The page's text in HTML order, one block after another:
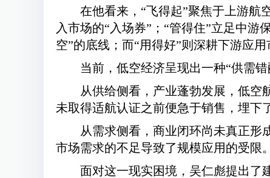
在他看来，“飞得起”聚焦于上游航
入市场的“入场券”；“管得住”立足中
空”的底线；而“用得好”则深耕下游应
当前，低空经济呈现出一种“供需错
从供给侧看，产业蓬勃发展，低空
未取得适航认证之前便急于销售，埋下
从需求侧看，商业闭环尚未真正形
市场需求的不足导致了规模应用的受限。
面对这一现实困境，吴仁彪提出了